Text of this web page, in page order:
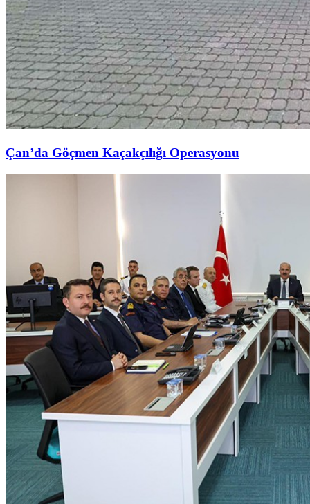
Çan’da Göçmen Kaçakçılığı Operasyonu